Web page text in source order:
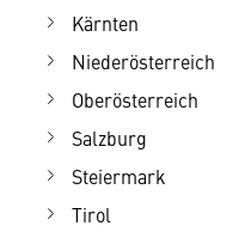
Kärnten
Niederösterreich
Oberösterreich
Salzburg
Steiermark
Tirol